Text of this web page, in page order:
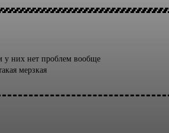
у них нет проблем вообще
мерзкая